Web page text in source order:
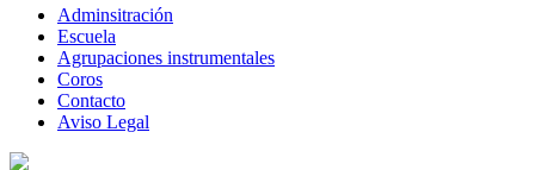
Adminsitración
Escuela
Agrupaciones instrumentales
Coros
Contacto
Aviso Legal